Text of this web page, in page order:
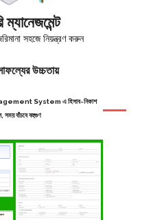
ম্যানেজমেন্ট
সহজে নিয়ন্ত্রণ করুন
উচ্চতায়
System এ হিসাব-নিকাশ
সময় বাঁচবে বহুগুণ